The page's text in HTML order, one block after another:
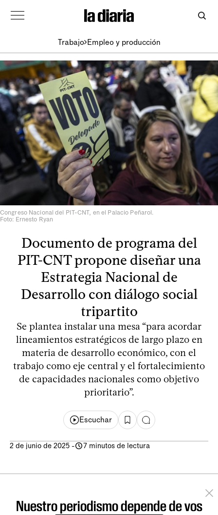
Trabajo Empleo y producción
Congreso Nacional del PIT-CNT, en el Palacio Peñarol.
Foto: Ernesto Ryan
Documento de programa del
PIT-CNT propone diseñar una
Estrategia Nacional de
Desarrollo con diálogo social
tripartito
Se plantea instalar una mesa “para acordar
lineamientos estratégicos de largo plazo en
materia de desarrollo económico, con el
trabajo como eje central y el fortalecimiento
de capacidades nacionales como objetivo
prioritario”.
Escuchar
2 de junio de 2025 - 7 minutos de lectura
Nuestro periodismo depende de vos